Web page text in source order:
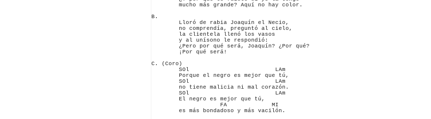
        mucho más grande? Aquí no hay color.
B.
        Lloró de rabia Joaquín el Necio,
        no comprendía, preguntó al cielo,
        la clientela llenó los vasos
        y al unísono le respondió:
        ¿Pero por qué será, Joaquín? ¿Por qué?
        ¡Por qué será!
C. (Coro)
        SOl                         LAm
        Porque el negro es mejor que tú,
        SOl                         LAm
        no tiene malicia ni mal corazón.
        SOl                         LAm
        El negro es mejor que tú,
                    FA             MI
        es más bondadoso y más vacilón.